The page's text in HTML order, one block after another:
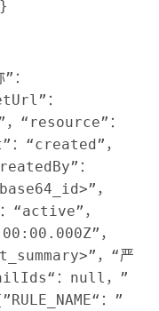
：
：
“resource”：
“created”，
：
，
“active”，
，
，“严
：null，”
：”